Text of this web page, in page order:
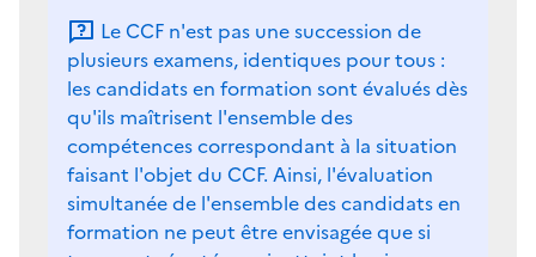
Le CCF n'est pas une succession de
plusieurs examens, identiques pour tous :
les candidats en formation sont évalués dès
qu'ils maîtrisent l'ensemble des
compétences correspondant à la situation
faisant l'objet du CCF. Ainsi, l'évaluation
simultanée de l'ensemble des candidats en
formation ne peut être envisagée que si